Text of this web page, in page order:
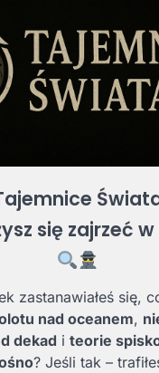
się zajrzeć
zastanawiałeś się,
nad oceanem,
dekad i teorie
? Jeśli tak –